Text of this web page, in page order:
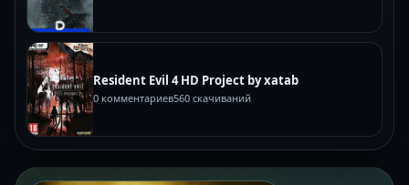
Resident Evil 4 HD Project by xatab
0 комментариев560 скачиваний